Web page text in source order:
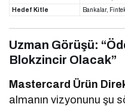
Hedef Kitle
Bankalar,
Uzman Görüşü:
Blokzincir Olacak”
Mastercard Ürün
almanın vizyonunu şu